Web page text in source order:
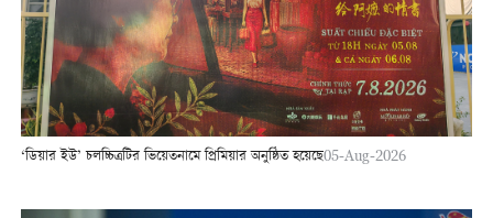
‘ডিয়ার ইউ’ চলচ্চিত্রটির ভিয়েতনামে প্রিমিয়ার অনুষ্ঠিত হয়েছে05-Aug-2026